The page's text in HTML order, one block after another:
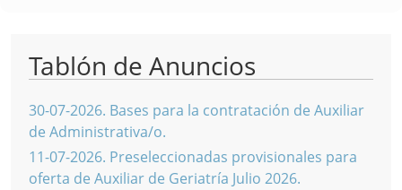
Tablón de Anuncios
30-07-2026. Bases para la contratación de Auxiliar
de Administrativa/o.
11-07-2026. Preseleccionadas provisionales para
oferta de Auxiliar de Geriatría Julio 2026.